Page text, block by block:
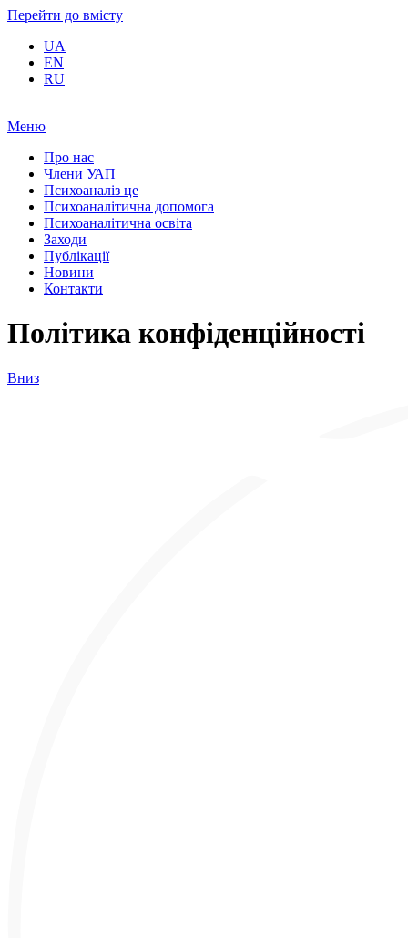
Перейти до вмісту
UA
EN
RU
Меню
Про нас
Члени УАП
Психоаналіз це
Психоаналітична допомога
Психоаналітична освіта
Заходи
Публікації
Новини
Контакти
Політика конфіденційності
Вниз